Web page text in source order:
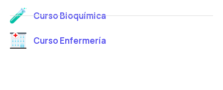
e
c
t
Curso Bioquímica
Curso Enfermería